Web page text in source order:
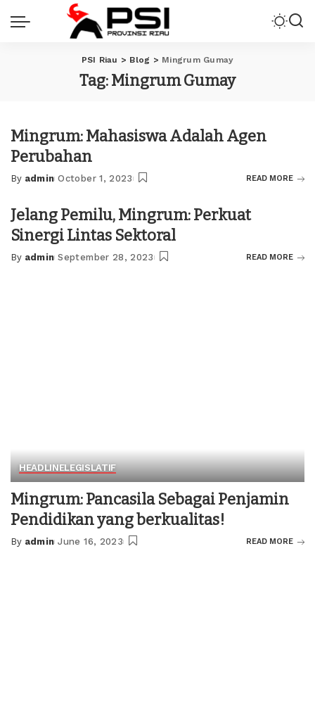
PSI Riau > Blog > Mingrum Gumay
Tag:Mingrum Gumay
Mingrum: Mahasiswa Adalah Agen
Perubahan
Posted
By admin October 1, 2023 READ MORE
Jelang Pemilu, Mingrum: Perkuat
Sinergi Lintas Sektoral
Posted
By admin September 28, 2023 READ MORE
HEADLINELEGISLATIF
Mingrum: Pancasila Sebagai Penjamin
Pendidikan yang berkualitas!
Posted
By admin June 16, 2023 READ MORE